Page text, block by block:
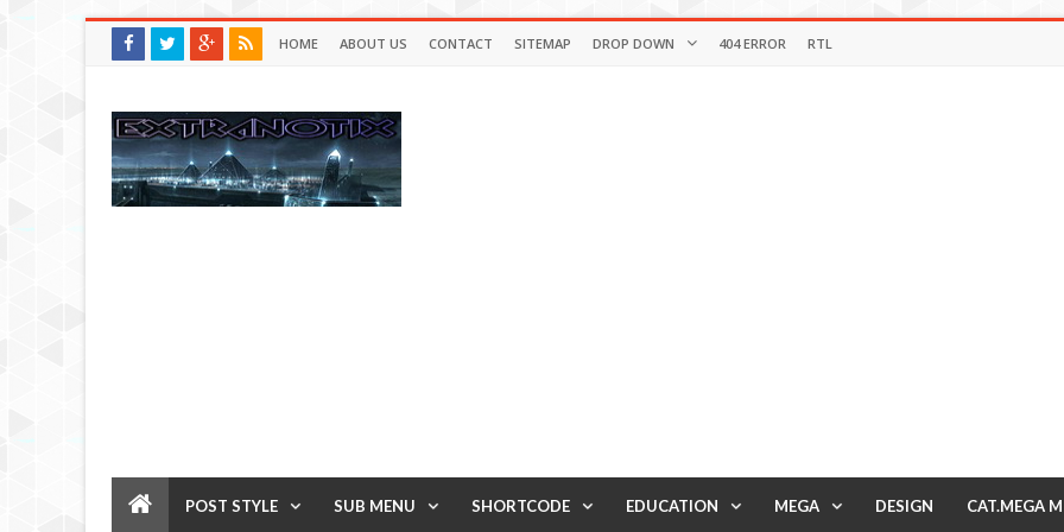
HOME ABOUT US CONTACT SITEMAP DROP DOWN 404 ERROR RTL
POST STYLE SUB MENU SHORTCODE EDUCATION MEGA DESIGN CAT.MEGA